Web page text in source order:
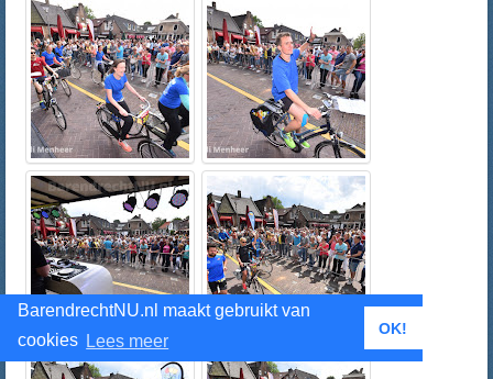
BarendrechtNU.nl maakt gebruikt van
cookies Lees meer
OK!